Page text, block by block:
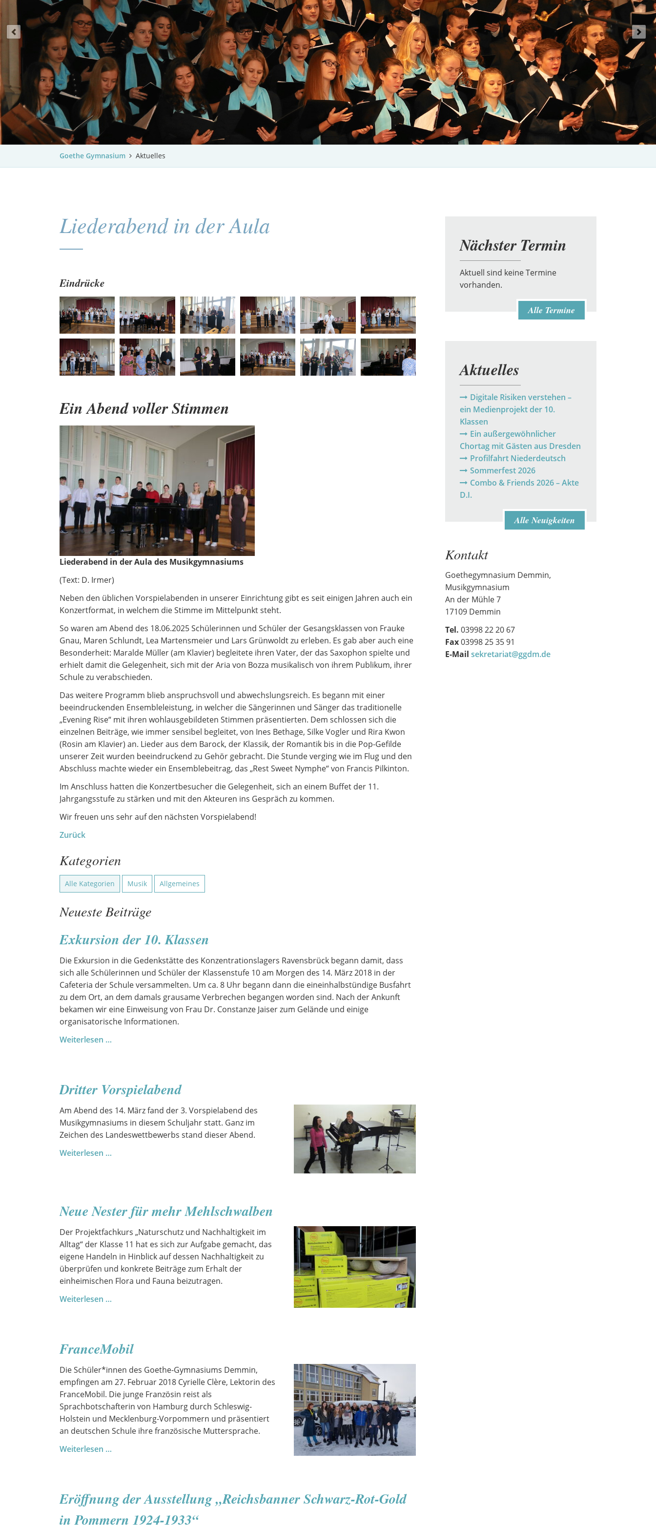
Goethe Gymnasium Aktuelles
Liederabend in der Aula
Eindrücke
Ein Abend voller Stimmen
Liederabend in der Aula des Musikgymnasiums
(Text: D. Irmer)
Neben den üblichen Vorspielabenden in unserer Einrichtung gibt es seit einigen Jahren auch ein
Konzertformat, in welchem die Stimme im Mittelpunkt steht.
So waren am Abend des 18.06.2025 Schülerinnen und Schüler der Gesangsklassen von Frauke
Gnau, Maren Schlundt, Lea Martensmeier und Lars Grünwoldt zu erleben. Es gab aber auch eine
Besonderheit: Maralde Müller (am Klavier) begleitete ihren Vater, der das Saxophon spielte und
erhielt damit die Gelegenheit, sich mit der Aria von Bozza musikalisch von ihrem Publikum, ihrer
Schule zu verabschieden.
Das weitere Programm blieb anspruchsvoll und abwechslungsreich. Es begann mit einer
beeindruckenden Ensembleleistung, in welcher die Sängerinnen und Sänger das traditionelle
„Evening Rise“ mit ihren wohlausgebildeten Stimmen präsentierten. Dem schlossen sich die
einzelnen Beiträge, wie immer sensibel begleitet, von Ines Bethage, Silke Vogler und Rira Kwon
(Rosin am Klavier) an. Lieder aus dem Barock, der Klassik, der Romantik bis in die Pop-Gefilde
unserer Zeit wurden beeindruckend zu Gehör gebracht. Die Stunde verging wie im Flug und den
Abschluss machte wieder ein Ensemblebeitrag, das „Rest Sweet Nymphe“ von Francis Pilkinton.
Im Anschluss hatten die Konzertbesucher die Gelegenheit, sich an einem Buffet der 11.
Jahrgangsstufe zu stärken und mit den Akteuren ins Gespräch zu kommen.
Wir freuen uns sehr auf den nächsten Vorspielabend!
Zurück
Kategorien
Alle Kategorien Musik Allgemeines
Neueste Beiträge
Exkursion der 10. Klassen
Die Exkursion in die Gedenkstätte des Konzentrationslagers Ravensbrück begann damit, dass
sich alle Schülerinnen und Schüler der Klassenstufe 10 am Morgen des 14. März 2018 in der
Cafeteria der Schule versammelten. Um ca. 8 Uhr begann dann die eineinhalbstündige Busfahrt
zu dem Ort, an dem damals grausame Verbrechen begangen worden sind. Nach der Ankunft
bekamen wir eine Einweisung von Frau Dr. Constanze Jaiser zum Gelände und einige
organisatorische Informationen.
Weiterlesen …
Dritter Vorspielabend
Am Abend des 14. März fand der 3. Vorspielabend des
Musikgymnasiums in diesem Schuljahr statt. Ganz im
Zeichen des Landeswettbewerbs stand dieser Abend.
Weiterlesen …
Neue Nester für mehr Mehlschwalben
Der Projektfachkurs „Naturschutz und Nachhaltigkeit im
Alltag“ der Klasse 11 hat es sich zur Aufgabe gemacht, das
eigene Handeln in Hinblick auf dessen Nachhaltigkeit zu
überprüfen und konkrete Beiträge zum Erhalt der
einheimischen Flora und Fauna beizutragen.
Weiterlesen …
Mehlschwalben
FranceMobil
Die Schüler*innen des Goethe-Gymnasiums Demmin,
empfingen am 27. Februar 2018 Cyrielle Clère, Lektorin des
FranceMobil. Die junge Französin reist als
Sprachbotschafterin von Hamburg durch Schleswig-
Holstein und Mecklenburg-Vorpommern und präsentiert
an deutschen Schule ihre französische Muttersprache.
Weiterlesen …
Eröffnung der Ausstellung „Reichsbanner Schwarz-Rot-Gold
in Pommern 1924-1933“
Nächster Termin
Aktuell sind keine Termine
vorhanden.
Alle Termine
Aktuelles
Digitale Risiken verstehen –
ein Medienprojekt der 10.
Klassen
Ein außergewöhnlicher
Chortag mit Gästen aus Dresden
Profilfahrt Niederdeutsch
Sommerfest 2026
Combo & Friends 2026 – Akte
D.I.
Alle Neuigkeiten
Kontakt
Goethegymnasium Demmin,
Musikgymnasium
An der Mühle 7
17109 Demmin
Tel. 03998 22 20 67
Fax03998 25 35 91
E-Mail sekretariat@ggdm.de